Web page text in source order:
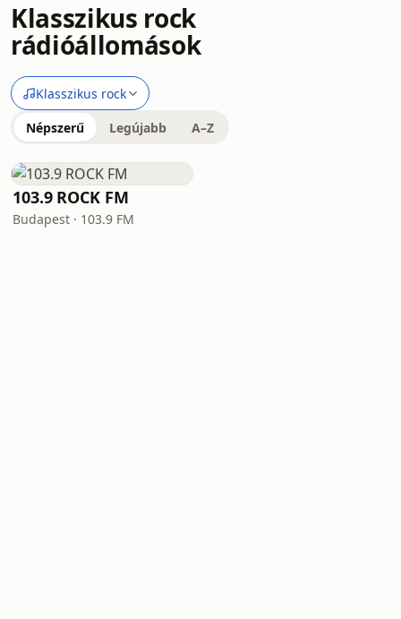
Klasszikus rock
rádióállomások
Klasszikus rock
Népszerű Legújabb A–Z
103.9 ROCK FM
Budapest · 103.9 FM